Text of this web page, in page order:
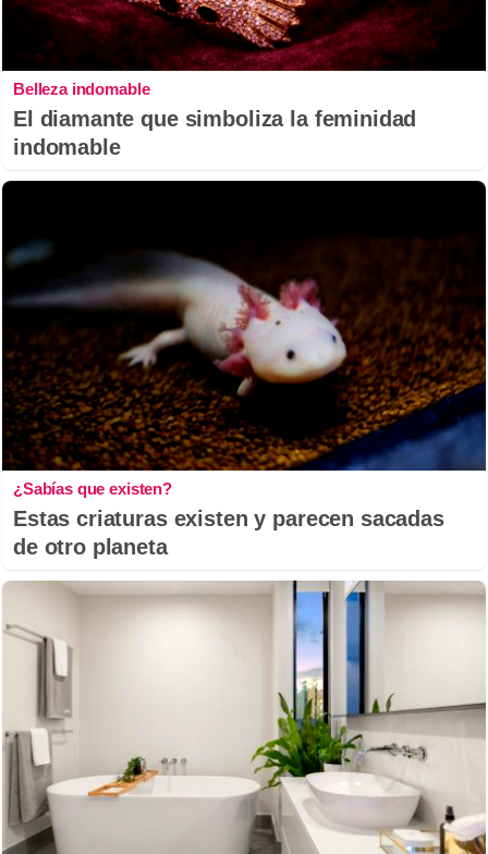
Belleza indomable
El diamante que simboliza la feminidad
indomable
¿Sabías que existen?
Estas criaturas existen y parecen sacadas
de otro planeta